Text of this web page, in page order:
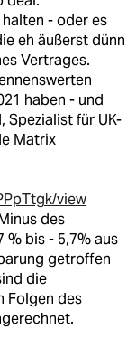
- oder es
eh äußerst dünn
Vertrages.
haben - und
Spezialist für UK-
Matrix
view
des
% bis - 5,7% aus
getroffen
die
Folgen des